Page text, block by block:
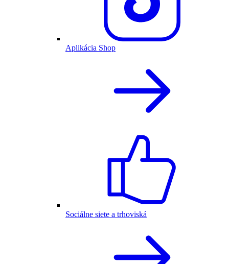
Aplikácia Shop
Sociálne siete a trhoviská